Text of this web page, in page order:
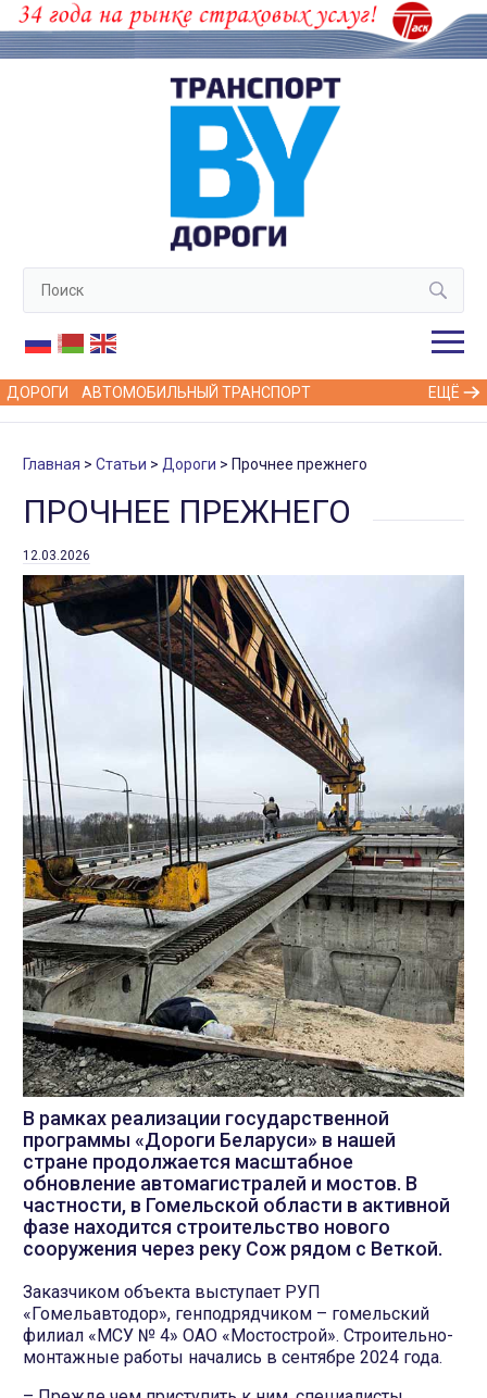
ДОРОГИ АВТОМОБИЛЬНЫЙ ТРАНСПОРТ ЕЩЁ
Главная Статьи Дороги Прочнее прежнего
ПРОЧНЕЕ ПРЕЖНЕГО
12.03.2026
В рамках реализации государственной
программы «Дороги Беларуси» в нашей
стране продолжается масштабное
обновление автомагистралей и мостов. В
частности, в Гомельской области в активной
фазе находится строительство нового
сооружения через реку Сож рядом с Веткой.
Заказчиком объекта выступает РУП
«Гомельавтодор», генподрядчиком – гомельский
филиал «МСУ № 4» ОАО «Мостострой». Строительно-
монтажные работы начались в сентябре 2024 года.